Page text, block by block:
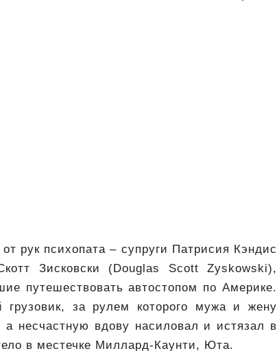
рук психопата – супруги Патрисия Кэндис
Зисковски (Douglas Scott Zyskowski),
путешествовать автостопом по Америке.
грузовик, за рулем которого мужа и жену
несчастную вдову насиловал и истязал в
в местечке Миллард-Каунти, Юта.